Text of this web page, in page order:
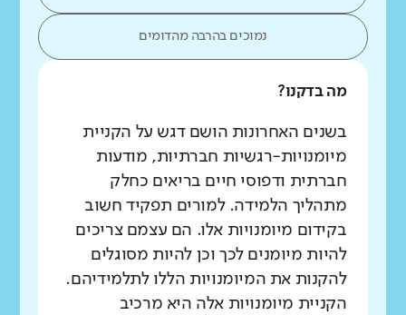
נמוכים בהרבה מהדומים
מה בדקנו?
בשנים האחרונות הושם דגש על הקניית
מיומנויות-רגשיות חברתיות, מודעות
חברתית ודפוסי חיים בריאים כחלק
מתהליך הלמידה. למורים תפקיד חשוב
בקידום מיומנויות אלו. הם עצמם צריכים
להיות מיומנים לכך וכן להיות מסוגלים
להקנות את המיומנויות הללו לתלמידיהם.
הקניית מיומנויות אלה היא מרכיב